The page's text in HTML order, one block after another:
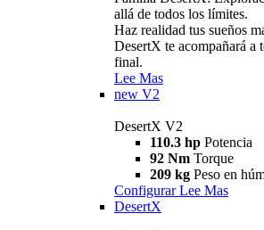
allá de todos los límites.
Haz realidad tus sueños
DesertX te acompañará a
final.
Lee Mas
new V2
DesertX V2
110.3 hp Potencia
92 Nm Torque
209 kg Peso en
Configurar Lee Mas
DesertX